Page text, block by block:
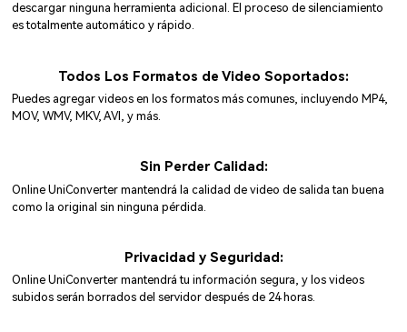
descargar ninguna herramienta adicional. El proceso de silenciamiento
es totalmente automático y rápido.
Todos Los Formatos de Video Soportados:
Puedes agregar videos en los formatos más comunes, incluyendo MP4,
MOV, WMV, MKV, AVI, y más.
Sin Perder Calidad:
Online UniConverter mantendrá la calidad de video de salida tan buena
como la original sin ninguna pérdida.
Privacidad y Seguridad:
Online UniConverter mantendrá tu información segura, y los videos
subidos serán borrados del servidor después de 24 horas.